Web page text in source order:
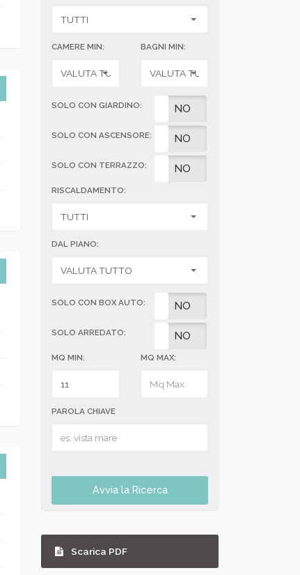
CAMERE MIN: BAGNI MIN:
SOLO CON GIARDINO:
SI NO
SOLO CON ASCENSORE:
SI NO
SOLO CON TERRAZZO:
SI NO
RISCALDAMENTO:
DAL PIANO:
SOLO CON BOX AUTO:
SI NO
SOLO ARREDATO:SI NO
MQ MIN: MQ MAX:
PAROLA CHIAVE
Avvia la Ricerca
Scarica PDF